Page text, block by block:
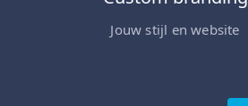
Jouw stijl en website